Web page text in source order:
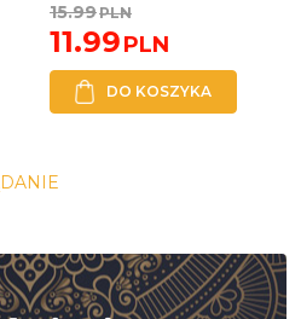
15.99PLN
11.99PLN
DO KOSZYKA